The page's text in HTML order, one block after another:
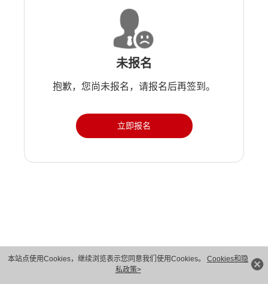
本站点使用Cookies，继续浏览表示您同意我们使用Cookies。 Cookies和隐
私政策>
未报名
抱歉，您尚未报名，请报名后再签到。
立即报名
版权所有 © 华为技术有限公司 1998-2026。 保留一切权利。粤A2-20044005号
隐私保护
法律声明